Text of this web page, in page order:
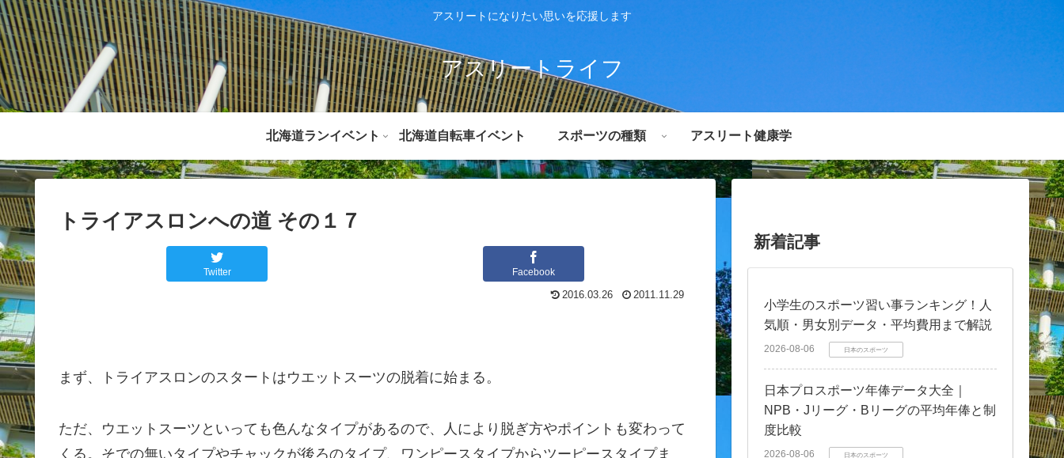
アスリートになりたい思いを応援します
アスリートライフ
北海道ランイベント 北海道自転車イベント スポーツの種類 アスリート健康学
トライアスロンへの道 その１７
Twitter Facebook
2016.03.26 2011.11.29
まず、トライアスロンのスタートはウエットスーツの脱着に始まる。
ただ、ウエットスーツといっても色んなタイプがあるので、人により脱ぎ方やポイントも変わって
くる。そでの無いタイプやチャックが後ろのタイプ、ワンピースタイプからツーピースタイプま
新着記事
小学生のスポーツ習い事ランキング！人
気順・男女別データ・平均費用まで解説
2026-08-06 日本のスポーツ
日本プロスポーツ年俸データ大全｜
NPB・Jリーグ・Bリーグの平均年俸と制
度比較
2026-08-06 日本のスポーツ